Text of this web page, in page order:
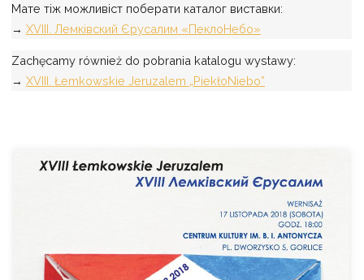
Мате тіж можливіст поберати каталог виставки:
→XVIII. Лемківский Єрусалим «ПеклoНeбo»
Zachęcamy również do pobrania katalogu wystawy:
→XVIII. Łemkowskie Jeruzalem „PiekłoNiebo”